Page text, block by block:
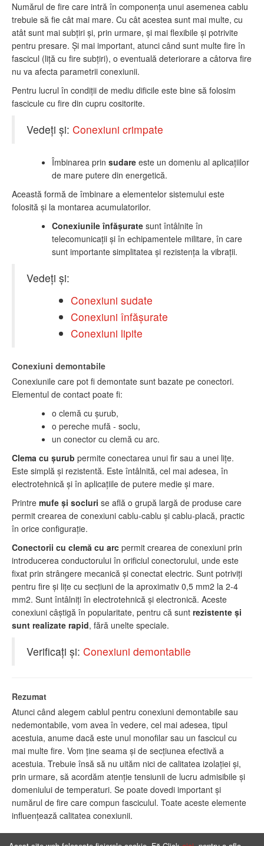
Numărul de fire care intră în componenţa unui asemenea cablu
trebuie să fie cât mai mare. Cu cât acestea sunt mai multe, cu
atât sunt mai subţiri şi, prin urmare, şi mai flexibile şi potrivite
pentru presare. Şi mai important, atunci când sunt multe fire în
fascicul (liţă cu fire subţiri), o eventuală deteriorare a câtorva fire
nu va afecta parametrii conexiunii.
Pentru lucrul în condiţii de mediu dificile este bine să folosim
fascicule cu fire din cupru cositorite.
Vedeţi şi: Conexiuni crimpate
Îmbinarea prin sudare este un domeniu al aplicaţiilor
de mare putere din energetică.
Această formă de îmbinare a elementelor sistemului este
folosită şi la montarea acumulatorilor.
Conexiunile înfăşurate sunt întâlnite în
telecomunicaţii şi în echipamentele militare, în care
sunt importante simplitatea şi rezistenţa la vibraţii.
Vedeţi şi:
Conexiuni sudate
Conexiuni înfăşurate
Conexiuni lipite
Conexiuni demontabile
Conexiunile care pot fi demontate sunt bazate pe conectori.
Elementul de contact poate fi:
o clemă cu şurub,
o pereche mufă - soclu,
un conector cu clemă cu arc.
Clema cu şurub permite conectarea unui fir sau a unei liţe.
Este simplă şi rezistentă. Este întâlnită, cel mai adesea, în
electrotehnică şi în aplicaţiile de putere medie şi mare.
Printre mufe şi socluri se află o grupă largă de produse care
permit crearea de conexiuni cablu-cablu şi cablu-placă, practic
în orice configuraţie.
Conectorii cu clemă cu arc permit crearea de conexiuni prin
introducerea conductorului în orificiul conectorului, unde este
fixat prin strângere mecanică şi conectat electric. Sunt potriviţi
pentru fire şi liţe cu secţiuni de la aproximativ 0,5 mm2 la 2-4
mm2. Sunt întâlniţi în electrotehnică şi electronică. Aceste
conexiuni câştigă în popularitate, pentru că sunt rezistente şi
sunt realizate rapid, fără unelte speciale.
Verificaţi şi: Conexiuni demontabile
Rezumat
Atunci când alegem cablul pentru conexiuni demontabile sau
nedemontabile, vom avea în vedere, cel mai adesea, tipul
acestuia, anume dacă este unul monofilar sau un fascicul cu
mai multe fire. Vom ţine seama şi de secţiunea efectivă a
acestuia. Trebuie însă să nu uităm nici de calitatea izolaţiei şi,
prin urmare, să acordăm atenţie tensiunii de lucru admisibile şi
domeniului de temperaturi. Se poate dovedi important şi
numărul de fire care compun fasciculul. Toate aceste elemente
influenţează calitatea conexiunii.